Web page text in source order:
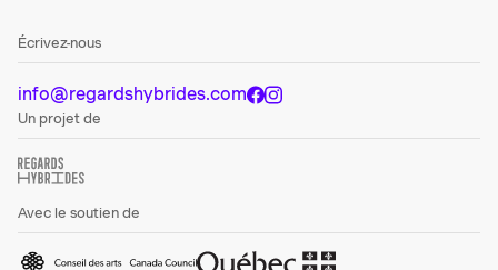
Écrivez-nous
info@regardshybrides.com
Un projet de
Avec le soutien de